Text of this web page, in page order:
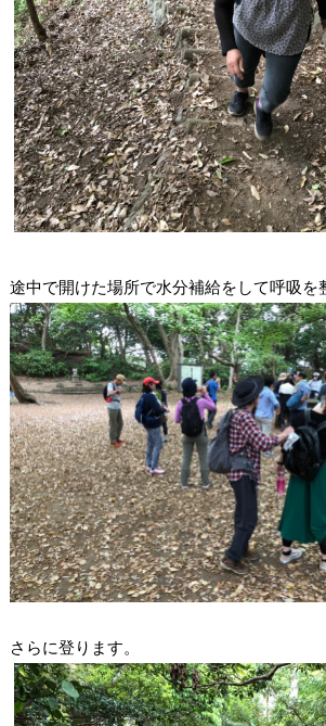
途中で開けた場所で水分補給をして呼吸を
さらに登ります。